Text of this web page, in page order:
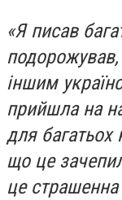
«Я писав
іншим
прийшла на
для багатьох
що це
це